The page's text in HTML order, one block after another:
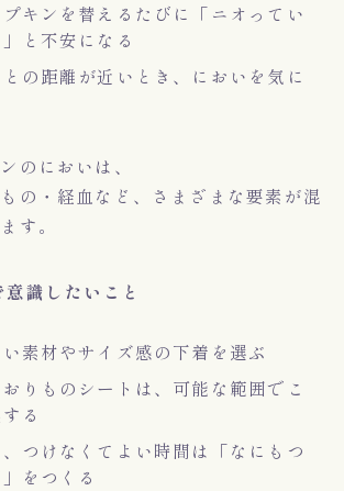
キンを替えるたびに「ニオってい
と不安になる
の距離が近いとき、においを気に
のにおいは、
の・経血など、さまざまな要素が混
す。
識したいこと
素材やサイズ感の下着を選ぶ
りものシートは、可能な範囲でこ
る
つけなくてよい時間は「なにもつ
をつくる